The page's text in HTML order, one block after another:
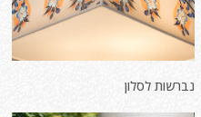
נברשות לסלון